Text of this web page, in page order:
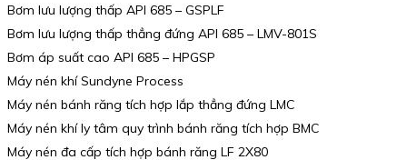
Bơm lưu lượng thấp API 685 – GSPLF
Bơm lưu lượng thấp thẳng đứng API 685 – LMV-801S
Bơm áp suất cao API 685 – HPGSP
Máy nén khí Sundyne Process
Máy nén bánh răng tích hợp lắp thẳng đứng LMC
Máy nén khí ly tâm quy trình bánh răng tích hợp BMC
Máy nén đa cấp tích hợp bánh răng LF 2X80